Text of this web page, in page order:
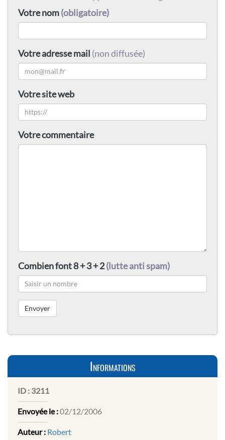
Votre nom(obligatoire)
Votre adresse mail (non diffusée)
Votre site web
Votre commentaire
Combien font 8 + 3 + 2(lutte anti spam)
Informations
ID : 3211
Envoyée le :02/12/2006
Auteur : Robert